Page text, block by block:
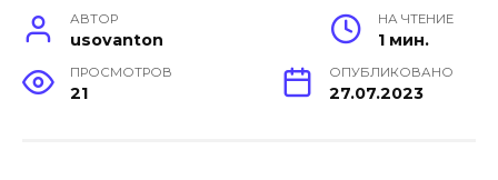
АВТОР
usovanton
НА ЧТЕНИЕ
1 мин.
ПРОСМОТРОВ
21
ОПУБЛИКОВАНО
27.07.2023